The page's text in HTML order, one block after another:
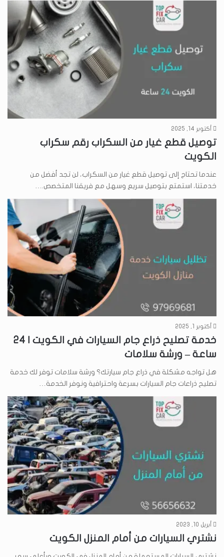
أكتوبر 14, 2025
توصيل قطع غيار من السكراب رقم سكراب
الكويت
عندما تحتاج إلى توصيل قطع غيار من السكراب، لن تجد أفضل من
خدمتنا، استمتع بتوصيل سريع وسهل مع فريقنا المتخصص.…
أكتوبر 1, 2025
خدمة تصليح ذراع جام السيارات في الكويت | 24
ساعة – ورشة سلامات
هل تواجه مشكلة في ذراع جام سيارتك؟ ورشة سلامات توفر لك خدمة
تصليح ذراعات جام السيارات بسرعة واحترافية ونوفر الخدمة…
أبريل 10, 2023
نشتري السيارات من أمام المنزل الكويت